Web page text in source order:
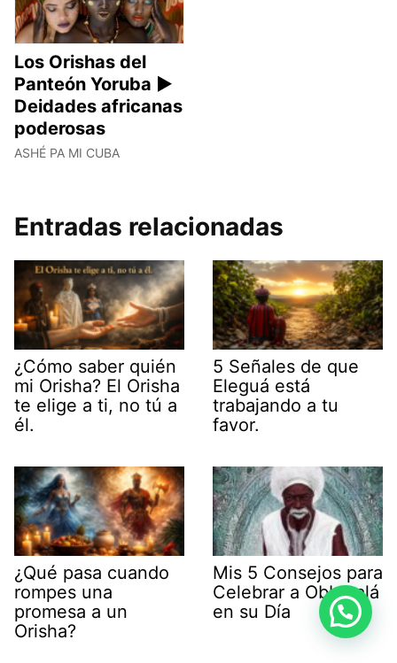
Los Orishas del
Panteón Yoruba ►
Deidades africanas
poderosas
ASHÉ PA MI CUBA
Entradas relacionadas
¿Cómo saber quién
mi Orisha? El Orisha
te elige a ti, no tú a
él.
5 Señales de que
Eleguá está
trabajando a tu
favor.
¿Qué pasa cuando
rompes una
promesa a un
Orisha?
Mis 5 Consejos para
Celebrar a Obbatalá
en su Día